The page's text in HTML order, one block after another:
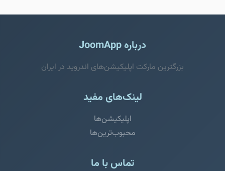
درباره JoomApp
بزرگترین مارکت اپلیکیشن‌های اندروید در ایران
لینک‌های مفید
اپلیکیشن‌ها
محبوب‌ترین‌ها
تماس با ما